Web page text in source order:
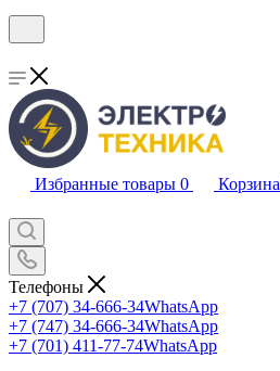
Избранные товары 0 Корзина
Телефоны
+7 (707) 34-666-34WhatsApp
+7 (747) 34-666-34WhatsApp
+7 (701) 411-77-74WhatsApp